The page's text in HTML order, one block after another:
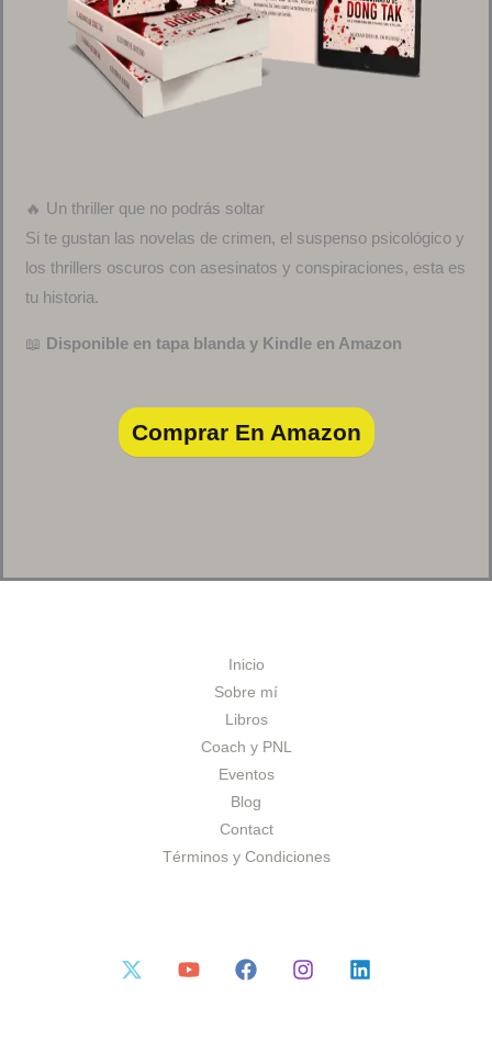
🔥 Un thriller que no podrás soltar
Si te gustan las novelas de crimen, el suspenso psicológico y
los thrillers oscuros con asesinatos y conspiraciones, esta es
tu historia.
📖 Disponible en tapa blanda y Kindle en Amazon
Comprar En Amazon
Inicio
Sobre mí
Libros
Coach y PNL
Eventos
Blog
Contact
Términos y Condiciones